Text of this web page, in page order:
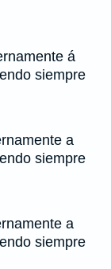
á
siempre
a
siempre
a
siempre